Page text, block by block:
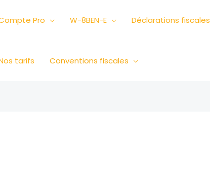
Pro W-8BEN-E Déclarations fiscales
tarifs Conventions fiscales